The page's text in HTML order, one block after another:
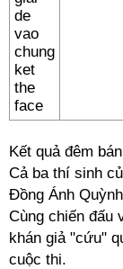
Kết quả đêm
Cả ba thí sinh
Đồng Ánh
Cùng chiến đấu
khán giả "cứu"
cuộc thi.